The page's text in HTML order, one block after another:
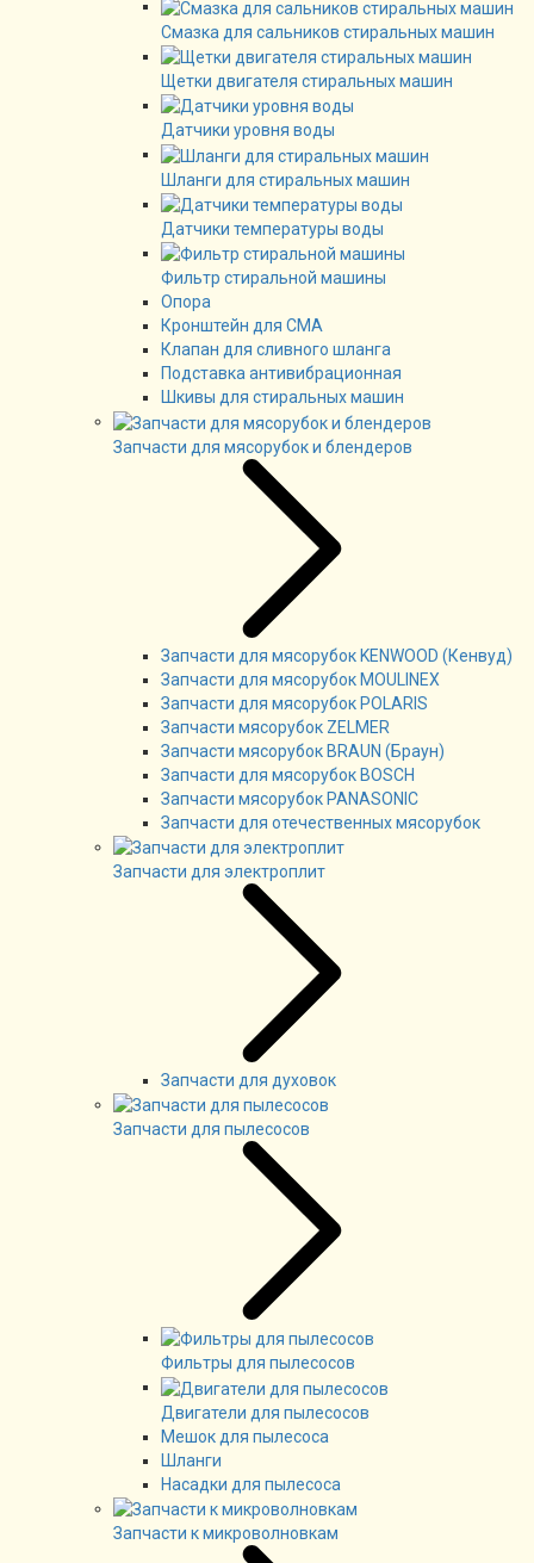
Смазка для сальников стиральных машин
Щетки двигателя стиральных машин
Датчики уровня воды
Шланги для стиральных машин
Датчики температуры воды
Фильтр стиральной машины
Опора
Кронштейн для СМА
Клапан для сливного шланга
Подставка антивибрационная
Шкивы для стиральных машин
Запчасти для мясорубок и блендеров
Запчасти для мясорубок KENWOOD (Кенвуд)
Запчасти для мясорубок MOULINEX
Запчасти для мясорубок POLARIS
Запчасти мясорубок ZELMER
Запчасти мясорубок BRAUN (Браун)
Запчасти для мясорубок BOSCH
Запчасти мясорубок PANASONIC
Запчасти для отечественных мясорубок
Запчасти для электроплит
Запчасти для духовок
Запчасти для пылесосов
Фильтры для пылесосов
Двигатели для пылесосов
Мешок для пылесоса
Шланги
Насадки для пылесоса
Запчасти к микроволновкам